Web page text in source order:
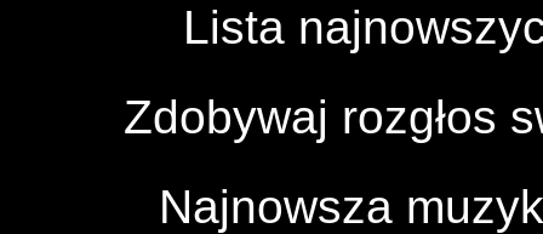
Lista
Zdobywaj rozgłos
Najnowsza